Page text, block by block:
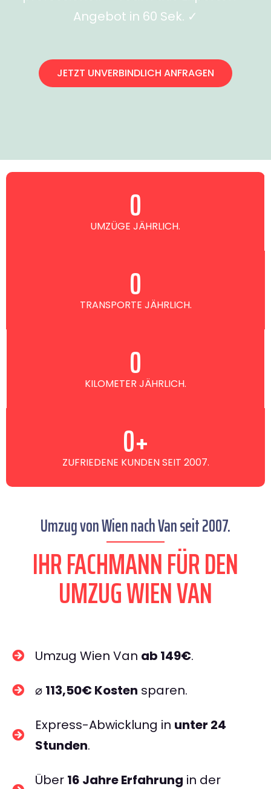
Angebot in 60 Sek. ✓
JETZT UNVERBINDLICH ANFRAGEN
UMZÜGE JÄHRLICH.
0
TRANSPORTE JÄHRLICH.
0
KILOMETER JÄHRLICH.
0
ZUFRIEDENE KUNDEN SEIT 2007.
0+
Umzug von Wien nach Van seit 2007.
IHR FACHMANN FÜR DEN
UMZUG WIEN VAN
Umzug Wien Van ab 149€.
⌀ 113,50€ Kosten sparen.
Express-Abwicklung in unter 24
Stunden.
Über 16 Jahre Erfahrung in der